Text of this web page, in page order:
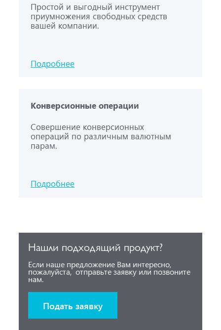
Простой и выгодный инструмент
приумножения свободных средств
вашей компании.
Подробнее
Конверсионные операции
Совершение конверсионных
операций по различным валютным
парам.
Подробнее
Нашли подходящий продукт?
Если наше предложение Вам интересно,
пожалуйста, отправьте заявку или позвоните
нам.
Подать заявку